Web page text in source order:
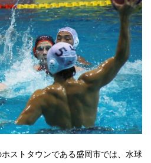
ストタウンである盛岡市では、水球